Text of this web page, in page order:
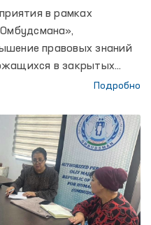
в рамках
правовых знаний
в закрытых
свободы
Подробно